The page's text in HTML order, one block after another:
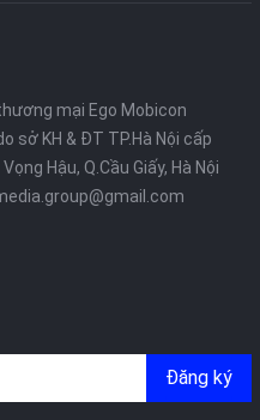
mại Ego Mobicon
sở KH & ĐT TP.Hà Nội cấp
Hậu, Q.Cầu Giấy, Hà Nội
Đăng ký